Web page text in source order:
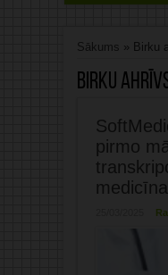
Sākums » Birku
Birku
pirmo